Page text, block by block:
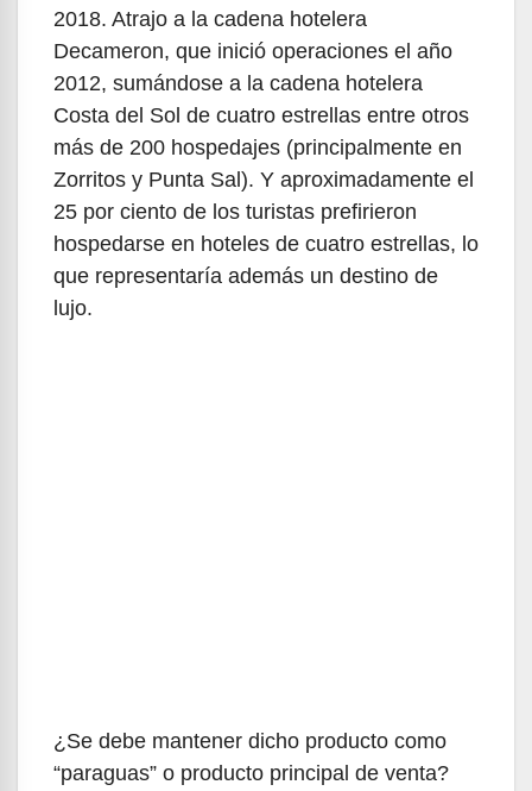
2018. Atrajo a la cadena hotelera
Decameron, que inició operaciones el año
2012, sumándose a la cadena hotelera
Costa del Sol de cuatro estrellas entre otros
más de 200 hospedajes (principalmente en
Zorritos y Punta Sal). Y aproximadamente el
25 por ciento de los turistas prefirieron
hospedarse en hoteles de cuatro estrellas, lo
que representaría además un destino de
lujo.
¿Se debe mantener dicho producto como
“paraguas” o producto principal de venta?